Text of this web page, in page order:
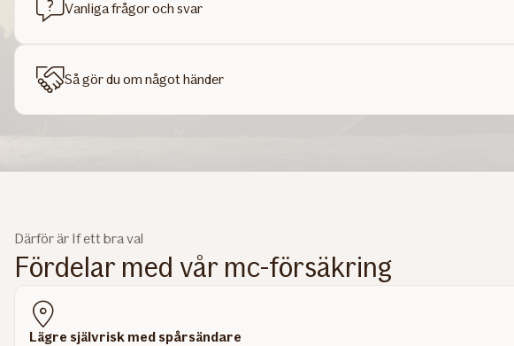
Vanliga frågor och svar
Så gör du om något händer
Därför är If ett bra val
Fördelar med vår mc-försäkring
Lägre självrisk med spårsändare